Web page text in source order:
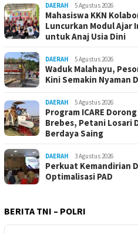
DAERAH 5 Agustus 2026
Mahasiswa KKN
Luncurkan Modul Ajar
untuk Anaj Usia Dini
DAERAH 5 Agustus 2026
Waduk Malahayu,
Kini Semakin Nyaman
DAERAH 5 Agustus 2026
Program ICARE
Brebes, Petani Losari
Berdaya Saing
DAERAH 3 Agustus 2026
Perkuat Kemandirian
Optimalisasi PAD
BERITA TNI – POLRI